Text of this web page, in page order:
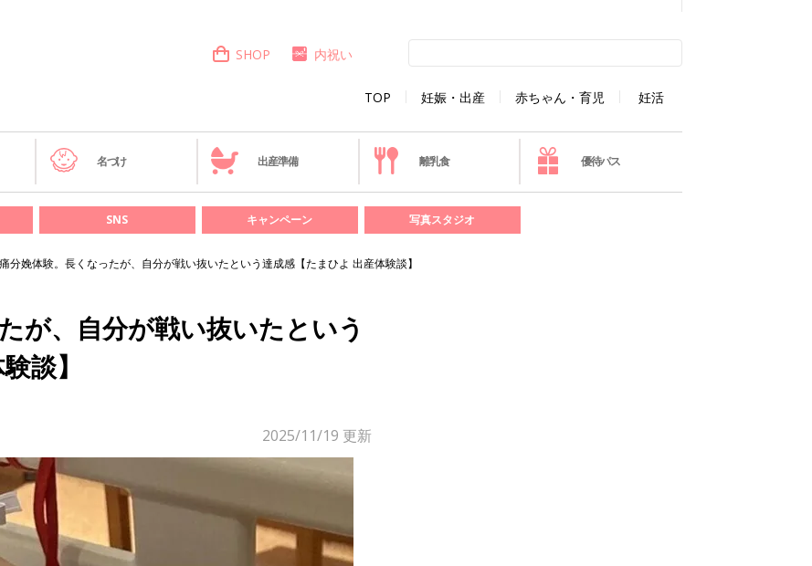
TOP 妊娠・出産 赤ちゃん・育児 妊活
SHOP 内祝い
名づけ 出産準備 離乳食 優待パス
SNS キャンペーン 写真スタジオ
分娩体験。長くなったが、自分が戦い抜いたという達成感【たまひよ 出産体験談】
が、自分が戦い抜いたという
談】
2025/11/19 更新